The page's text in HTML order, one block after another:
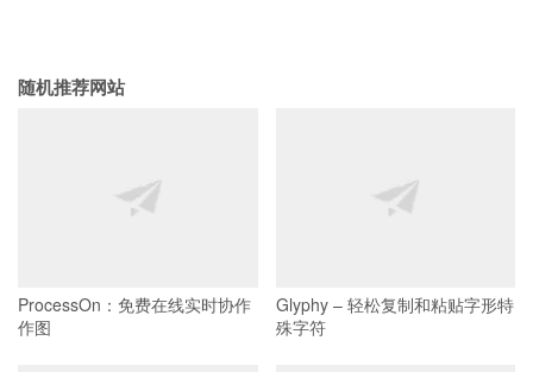
随机推荐网站
ProcessOn：免费在线实时协作
作图
Glyphy – 轻松复制和粘贴字形特
殊字符